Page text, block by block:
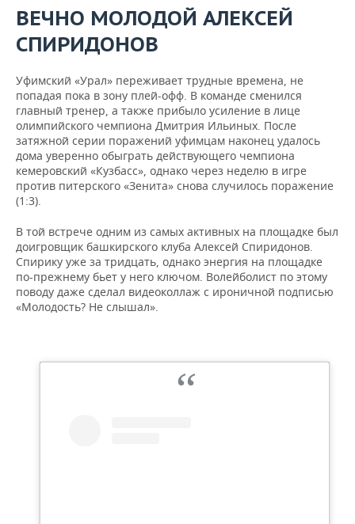
ВЕЧНО МОЛОДОЙ АЛЕКСЕЙ
СПИРИДОНОВ
Уфимский «Урал» переживает трудные времена, не
попадая пока в зону плей-офф. В команде сменился
главный тренер, а также прибыло усиление в лице
олимпийского чемпиона Дмитрия Ильиных. После
затяжной серии поражений уфимцам наконец удалось
дома уверенно обыграть действующего чемпиона
кемеровский «Кузбасс», однако через неделю в игре
против питерского «Зенита» снова случилось поражение
(1:3).
В той встрече одним из самых активных на площадке был
доигровщик башкирского клуба Алексей Спиридонов.
Спирику уже за тридцать, однако энергия на площадке
по-прежнему бьет у него ключом. Волейболист по этому
поводу даже сделал видеоколлаж с ироничной подписью
«Молодость? Не слышал».